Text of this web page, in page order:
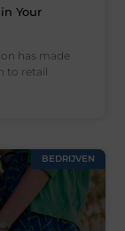
Your
has made
to retail
BEDRIJVEN